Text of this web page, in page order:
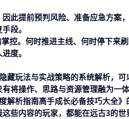
此提前预判风险、准备应急方案
段。
控。何时推进主线、何时停下来
度。
藏玩法与实战策略的系统解析，
将操作、思路与资源管理融为一
解析指南高手成长必备技巧大全
些内容的玩家，都能在远古3的世